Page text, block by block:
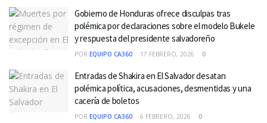
Gobierno de Honduras ofrece disculpas tras
polémica por declaraciones sobre el modelo Bukele
y respuesta del presidente salvadoreño
POR EQUIPO CA360 17 FEBRERO, 2026 0
Entradas de Shakira en El Salvador desatan
polémica política, acusaciones, desmentidas y una
cacería de boletos
POR EQUIPO CA360 6 FEBRERO, 2026 0